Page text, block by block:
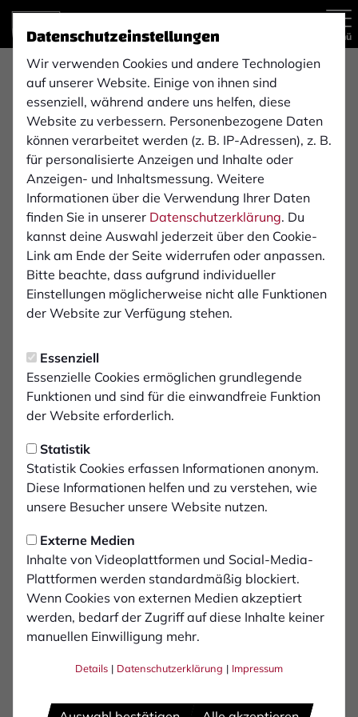
Datenschutzeinstellungen
Wir verwenden Cookies und andere Technologien
auf unserer Website. Einige von ihnen sind
essenziell, während andere uns helfen, diese
Website zu verbessern. Personenbezogene Daten
können verarbeitet werden (z. B. IP-Adressen), z. B.
für personalisierte Anzeigen und Inhalte oder
Anzeigen- und Inhaltsmessung. Weitere
Informationen über die Verwendung Ihrer Daten
finden Sie in unserer Datenschutzerklärung. Du
kannst deine Auswahl jederzeit über den Cookie-
Link am Ende der Seite widerrufen oder anpassen.
Bitte beachte, dass aufgrund individueller
Einstellungen möglicherweise nicht alle Funktionen
der Website zur Verfügung stehen.
Essenziell
Essenzielle Cookies ermöglichen grundlegende
Funktionen und sind für die einwandfreie Funktion
der Website erforderlich.
Statistik
Statistik Cookies erfassen Informationen anonym.
Diese Informationen helfen und zu verstehen, wie
unsere Besucher unsere Website nutzen.
Externe Medien
Inhalte von Videoplattformen und Social-Media-
Plattformen werden standardmäßig blockiert.
Wenn Cookies von externen Medien akzeptiert
werden, bedarf der Zugriff auf diese Inhalte keiner
manuellen Einwilligung mehr.
Details | Datenschutzerklärung | Impressum
Menü
Regionalliga West , 12. Spieltag
SV Rödinghausen 3:1
(0:1) 1. FC Bocholt 1900 e. V.
1. Mannschaft
Übersicht Livestream Liveticker Aufstellung
Infos zum Spiel
Schiedsrichter:
Yannick Sager
Assistent 1:
Patrick Holz
Jonas Grütter
Zuschauer:
706